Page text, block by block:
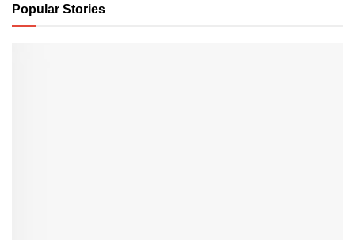
Popular Stories